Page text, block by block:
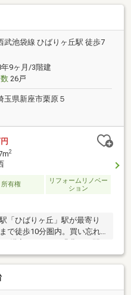
！◆ホームページ未掲載物件
物件からも厳選してオスス
イザー全員が損害保険募集
ローもおまかせください！
る住宅ローン【フラット
家具販売】・【保険の見直
る会社です！
武池袋線 ひばりヶ丘駅 徒歩7
9ヶ月/3階建
26戸
玉県新座市栗原５
2
所有権
リフォームリノベー
ション
「ひばりヶ丘」駅が最寄り
で徒歩10分圏内。買い忘れ
コニー■洋室(西側）に収納